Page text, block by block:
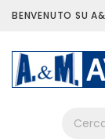
BENVENUTO SU